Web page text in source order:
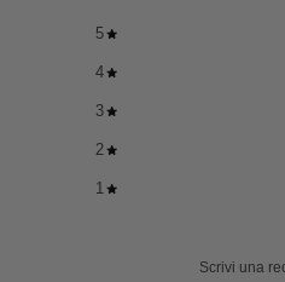
5
4
3
2
1
Scrivi una